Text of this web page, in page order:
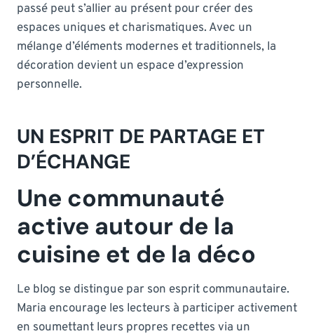
passé peut s’allier au présent pour créer des
espaces uniques et charismatiques. Avec un
mélange d’éléments modernes et traditionnels, la
décoration devient un espace d’expression
personnelle.
UN ESPRIT DE PARTAGE ET
D’ÉCHANGE
Une communauté
active autour de la
cuisine et de la déco
Le blog se distingue par son esprit communautaire.
Maria encourage les lecteurs à participer activement
en soumettant leurs propres recettes via un